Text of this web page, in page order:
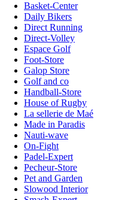
Basket-Center
Daily Bikers
Direct Running
Direct-Volley
Espace Golf
Foot-Store
Galop Store
Golf and co
Handball-Store
House of Rugby
La sellerie de Maé
Made in Paradis
Nauti-wave
On-Fight
Padel-Expert
Pecheur-Store
Pet and Garden
Slowood Interior